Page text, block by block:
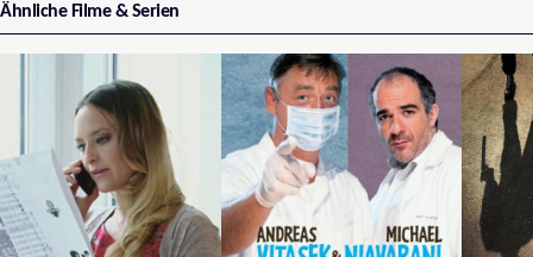
Ähnliche Filme & Serien